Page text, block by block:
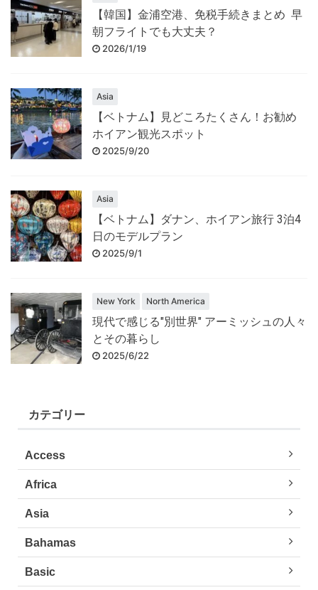
【韓国】金浦空港、免税手続きまとめ 早
朝フライトでも大丈夫？
2026/1/19
Asia
【ベトナム】見どころたくさん！お勧め
ホイアン観光スポット
2025/9/20
Asia
【ベトナム】ダナン、ホイアン旅行 3泊4
日のモデルプラン
2025/9/1
New York North America
現代で感じる"別世界" アーミッシュの人々
とその暮らし
2025/6/22
カテゴリー
Access
Africa
Asia
Bahamas
Basic